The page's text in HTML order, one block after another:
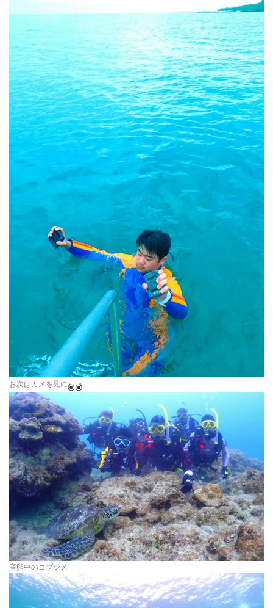
お次はカメを見に
産卵中のコブシメ